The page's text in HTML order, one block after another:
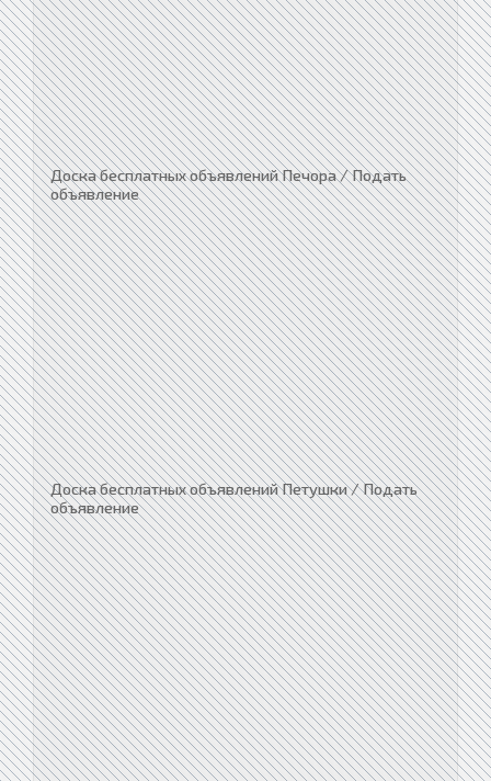
Доска бесплатных объявлений Печора / Подать
объявление
Доска бесплатных объявлений Петушки / Подать
объявление